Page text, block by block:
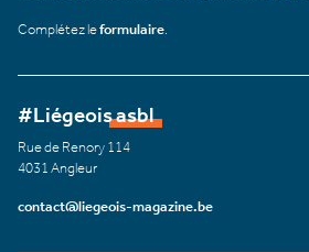
Complétez leformulaire
#Liégeois asbl
Rue de Renory 114
4031 Angleur
contact@liegeois-magazine.be